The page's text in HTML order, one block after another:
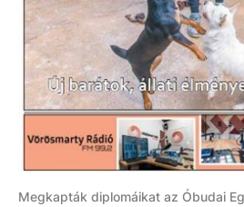
Megkapták diplomáikat az Óbudai